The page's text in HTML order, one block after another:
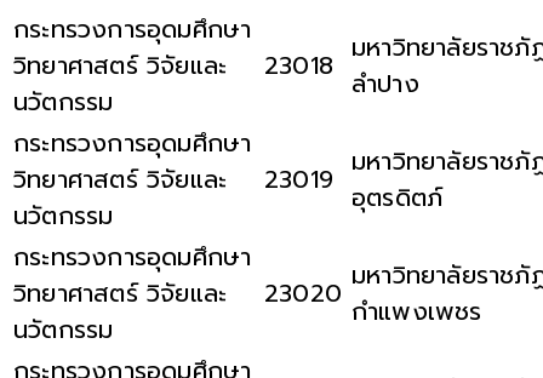
กระทรวงการอุดมศึกษา
วิทยาศาสตร์ วิจัยและ
นวัตกรรม
23018 มหาวิทยาลัยราชภั
ลำปาง
กระทรวงการอุดมศึกษา
วิทยาศาสตร์ วิจัยและ
นวัตกรรม
23019 มหาวิทยาลัยราชภั
อุตรดิตภ์
กระทรวงการอุดมศึกษา
วิทยาศาสตร์ วิจัยและ
นวัตกรรม
23020 มหาวิทยาลัยราชภั
กำแพงเพชร
กระทรวงการอุดมศึกษา